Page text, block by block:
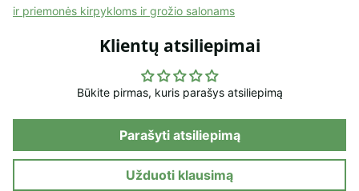
ir priemonės kirpykloms ir grožio salonams
Klientų atsiliepimai
Būkite pirmas, kuris parašys atsiliepimą
Parašyti atsiliepimą
Užduoti klausimą